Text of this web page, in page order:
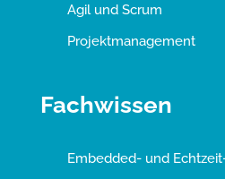
Agil und Scrum
Projektmanagement
Fachwissen
Embedded- und